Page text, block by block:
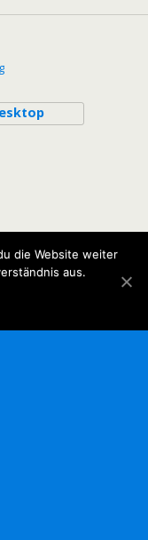
die Website weiter
aus.